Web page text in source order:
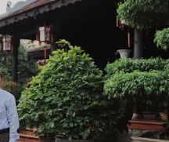
sức đưa mình đến
30, điều anh theo đuổi
lớn, mà là khả năng luôn